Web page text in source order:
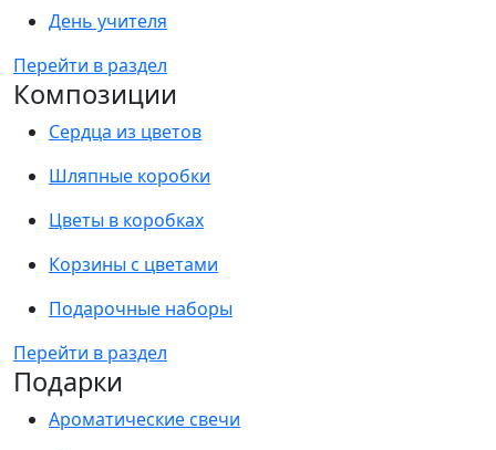
День учителя
Перейти в раздел
Композиции
Сердца из цветов
Шляпные коробки
Цветы в коробках
Корзины с цветами
Подарочные наборы
Перейти в раздел
Подарки
Ароматические свечи